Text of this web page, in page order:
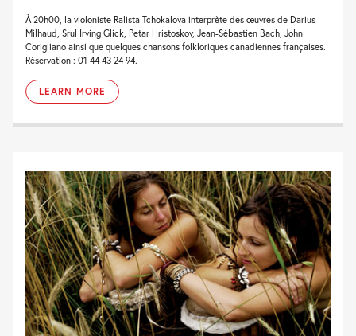
À 20h00, la violoniste Ralista Tchokalova interprète des œuvres de Darius
Milhaud, Srul Irving Glick, Petar Hristoskov, Jean-Sébastien Bach, John
Corigliano ainsi que quelques chansons folkloriques canadiennes françaises.
Réservation : 01 44 43 24 94.
LEARN MORE